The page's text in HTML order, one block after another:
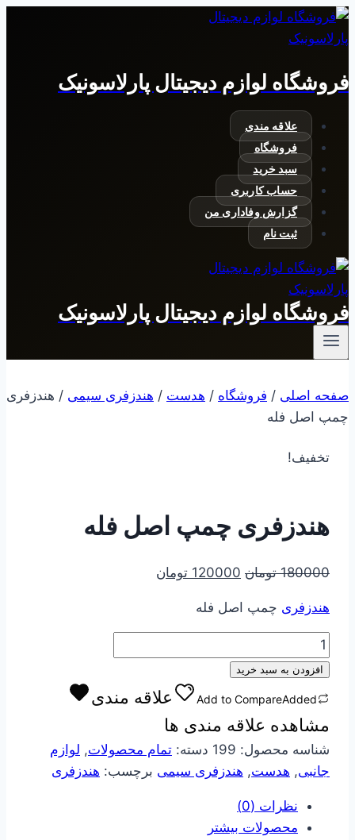
بازگشت
به
فروشگاه لوازم دیجیتال پارلاسونیک
علاقه مندی
فروشگاه
سبد خرید
حساب کاربری
گزارش وفاداری من
ثبت نام
فروشگاه لوازم دیجیتال پارلاسونیک
صفحه اصلی / فروشگاه / هدست / هندزفری سیمی / هندزفری
چمپ اصل فله
تخفیف!
هندزفری چمپ اصل فله
180000 تومان قیمت
بود.
120000 تومان
است.
هندزفری چمپ اصل فله
هندزفری
چمپ
فله
عدد
افزودن به سبد خرید
Add to CompareAdded
علاقه مندی
مشاهده علاقه مندی ها
شناسه محصول: 199 دسته: تمام محصولات, لوازم
جانبی, هدست, هندزفری سیمی برچسب: هندزفری
نظرات (0)
محصولات بیشتر